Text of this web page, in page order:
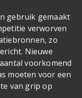
gebruik gemaakt
verworven
zo
Nieuwe
voorkomend
moeten voor een
van grip op